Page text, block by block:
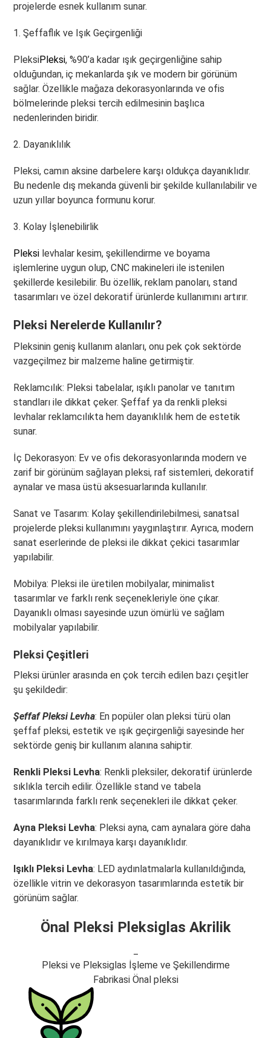
projelerde esnek kullanım sunar.
1. Şeffaflık ve Işık Geçirgenliği
PleksiPleksi, %90’a kadar ışık geçirgenliğine sahip
olduğundan, iç mekanlarda şık ve modern bir görünüm
sağlar. Özellikle mağaza dekorasyonlarında ve ofis
bölmelerinde pleksi tercih edilmesinin başlıca
nedenlerinden biridir.
2. Dayanıklılık
Pleksi, camın aksine darbelere karşı oldukça dayanıklıdır.
Bu nedenle dış mekanda güvenli bir şekilde kullanılabilir ve
uzun yıllar boyunca formunu korur.
3. Kolay İşlenebilirlik
Pleksi levhalar kesim, şekillendirme ve boyama
işlemlerine uygun olup, CNC makineleri ile istenilen
şekillerde kesilebilir. Bu özellik, reklam panoları, stand
tasarımları ve özel dekoratif ürünlerde kullanımını artırır.
Pleksi Nerelerde Kullanılır?
Pleksinin geniş kullanım alanları, onu pek çok sektörde
vazgeçilmez bir malzeme haline getirmiştir.
Reklamcılık: Pleksi tabelalar, ışıklı panolar ve tanıtım
standları ile dikkat çeker. Şeffaf ya da renkli pleksi
levhalar reklamcılıkta hem dayanıklılık hem de estetik
sunar.
İç Dekorasyon: Ev ve ofis dekorasyonlarında modern ve
zarif bir görünüm sağlayan pleksi, raf sistemleri, dekoratif
aynalar ve masa üstü aksesuarlarında kullanılır.
Sanat ve Tasarım: Kolay şekillendirilebilmesi, sanatsal
projelerde pleksi kullanımını yaygınlaştırır. Ayrıca, modern
sanat eserlerinde de pleksi ile dikkat çekici tasarımlar
yapılabilir.
Mobilya: Pleksi ile üretilen mobilyalar, minimalist
tasarımlar ve farklı renk seçenekleriyle öne çıkar.
Dayanıklı olması sayesinde uzun ömürlü ve sağlam
mobilyalar yapılabilir.
Pleksi Çeşitleri
Pleksi ürünler arasında en çok tercih edilen bazı çeşitler
şu şekildedir:
Şeffaf Pleksi Levha: En popüler olan pleksi türü olan
şeffaf pleksi, estetik ve ışık geçirgenliği sayesinde her
sektörde geniş bir kullanım alanına sahiptir.
Renkli Pleksi Levha: Renkli pleksiler, dekoratif ürünlerde
sıklıkla tercih edilir. Özellikle stand ve tabela
tasarımlarında farklı renk seçenekleri ile dikkat çeker.
Ayna Pleksi Levha: Pleksi ayna, cam aynalara göre daha
dayanıklıdır ve kırılmaya karşı dayanıklıdır.
Işıklı Pleksi Levha: LED aydınlatmalarla kullanıldığında,
özellikle vitrin ve dekorasyon tasarımlarında estetik bir
görünüm sağlar.
Önal Pleksi Pleksiglas Akrilik
Pleksi ve Pleksiglas İşleme ve Şekillendirme
Fabrikasi Önal pleksi